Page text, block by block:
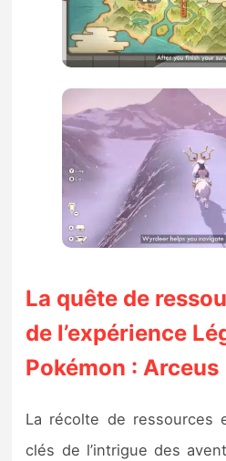
La quête de
de l’expérience
Pokémon : Arceus
La récolte de ressources
clés de l’intrigue des